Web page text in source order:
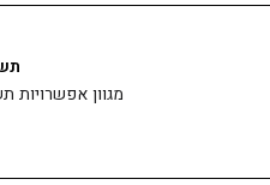
מגוון אפשרויות